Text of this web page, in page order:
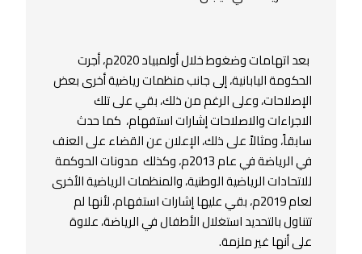
بعد اتهامات وضغوط خلال أولمبياد 2020م، أجرت
الحكومة اليابانية، إلى جانب منظمات رياضية أخرى بعض
الإصلاحات، وعلى الرغم من ذلك، بقي على تلك
الاجراءات والاصلاحات إشارات استفهام، كما حدث
سابقاً، ومثالاً على ذلك، الإعلان عن القضاء على العنف
في الرياضة في عام 2013م، وكذلك مدونات الحوكمة
للاتحادات الرياضية الوطنية، والمنظمات الرياضية الأخرى
لعام 2019م، بقي عليها إشارات استفهام، لأنها لم
تتناول بالتحديد استغلال الأطفال في الرياضة، علاوة
على أنها غير ملزمة.